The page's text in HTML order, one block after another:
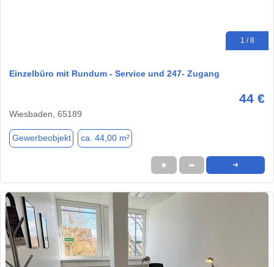
1 / 8
Einzelbüro mit Rundum - Service und 247- Zugang
44 €
Wiesbaden, 65189
Gewerbeobjekt ca. 44,00 m²
★ ➦ ➜